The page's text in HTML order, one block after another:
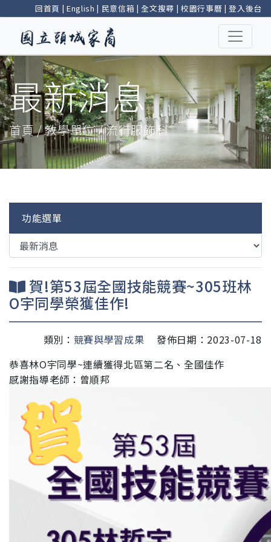
回首頁 | English | 民意信箱 |全文搜尋 | 校園行事曆 |登入後台
最新消息
首頁 / 教學單位 / 流行服飾科
功能選單
賀!第53屆全國技能競賽~305班林
O宇同學榮獲佳作!
類別： 競賽與學習成果
發佈日期：2023-07-18
恭喜林O宇同學~連續獲得北區第二名、全國佳作
感謝指導老師：曾順邦